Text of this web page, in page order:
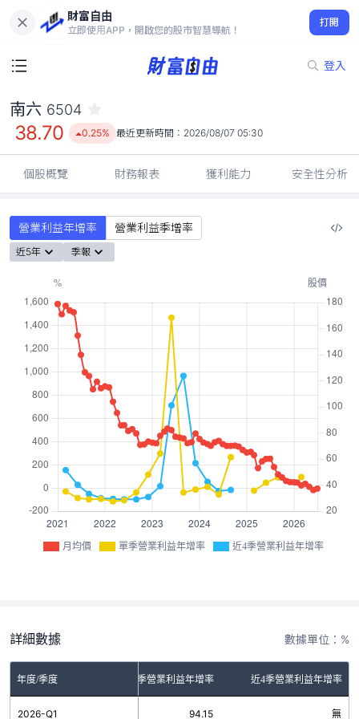
財富自由
立即使用APP，開啟您的股市智慧導航！
打開
登入
38.70
0.25%
南六 6504
38.70 0.25% 最近更新時間： 2026/08/07 05:30
個股概覽 財務報表 獲利能力 安全性分析
營業利益年增率 營業利益季增率
近5年 季報
月均價 單季營業利益年增率 近4季營業利益年增率
詳細數據 數據單位：%
年度/季度 單季營業利益年增率 近4季營業利益年增率
2026-Q1 94.15 無